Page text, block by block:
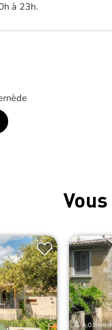
à 23h.
À 0.8 km